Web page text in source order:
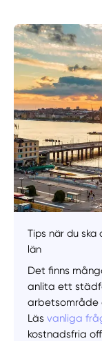
Tips när du
län
Det finns
anlita ett
arbetsområde
Läsvanliga
kostnadsfria